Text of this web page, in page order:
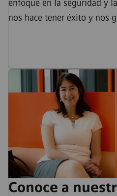
enfoque en la seguridad y
nos hace tener éxito y nos
Conoce a